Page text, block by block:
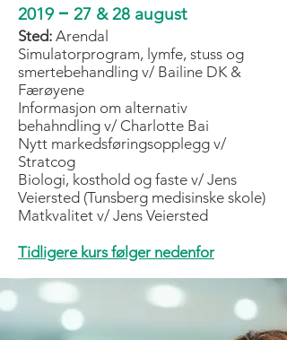
2019 – 27 & 28 august
Sted: Arendal
Simulatorprogram, lymfe, stuss og
smertebehandling v/ Bailine DK &
Færøyene
Informasjon om alternativ
behahndling v/ Charlotte Bai
Nytt markedsføringsopplegg v/
Stratcog
Biologi, kosthold og faste v/ Jens
Veiersted (Tunsberg medisinske skole)
Matkvalitet v/ Jens Veiersted
Tidligere kurs følger nedenfor